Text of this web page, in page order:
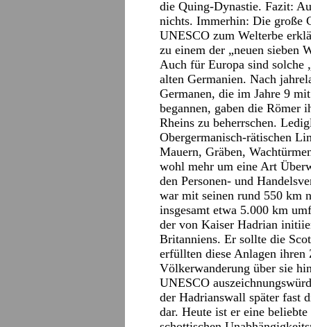
die Quing-Dynastie. Fazit:
nichts. Immerhin: Die große
UNESCO zum Welterbe
zu einem der „neuen sieben
Auch für Europa sind solche
alten Germanien. Nach
Germanen, die im Jahre 9
begannen, gaben die Römer
Rheins zu beherrschen.
Obergermanisch-rätischen
Mauern, Gräben,
wohl mehr um eine Art
den Personen- und
war mit seinen rund 550 km
insgesamt etwa 5.000 km
der von Kaiser Hadrian
Britanniens. Er sollte die
erfüllten diese Anlagen ihren
Völkerwanderung über sie
UNESCO
der Hadrianswall später fast
dar. Heute ist er eine